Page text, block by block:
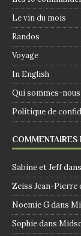
Le vin du mois
Randos
Voyage
In English
Qui sommes-nous
Politique de
COMMENTAIRES
Sabine et Jeffdans
Zeiss Jean-Pierre
Noemie Gdans
Sophiedans